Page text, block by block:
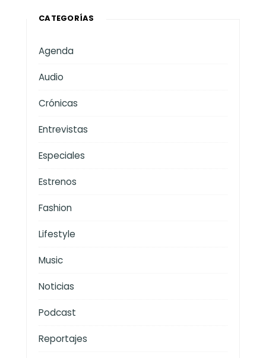
CATEGORÍAS
Agenda
Audio
Crónicas
Entrevistas
Especiales
Estrenos
Fashion
Lifestyle
Music
Noticias
Podcast
Reportajes